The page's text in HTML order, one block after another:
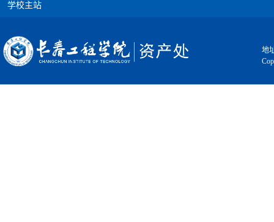
学校主站
地